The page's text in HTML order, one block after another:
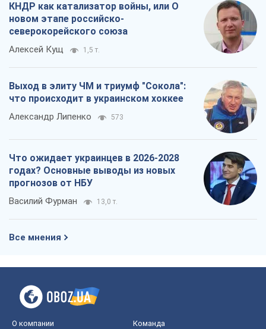
КНДР как катализатор войны, или О
новом этапе российско-
северокорейского союза
Алексей Кущ 1,5 т.
Выход в элиту ЧМ и триумф "Сокола":
что происходит в украинском хоккее
Александр Липенко 573
Что ожидает украинцев в 2026-2028
годах? Основные выводы из новых
прогнозов от НБУ
Василий Фурман 13,0 т.
Все мнения
О компании Команда